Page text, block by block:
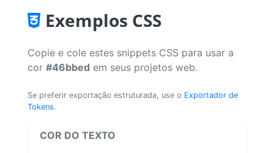
Exemplos CSS
Copie e cole estes snippets CSS para usar a
cor #46bbed em seus projetos web.
Se preferir exportação estruturada, use o Exportador de
Tokens.
COR DO TEXTO